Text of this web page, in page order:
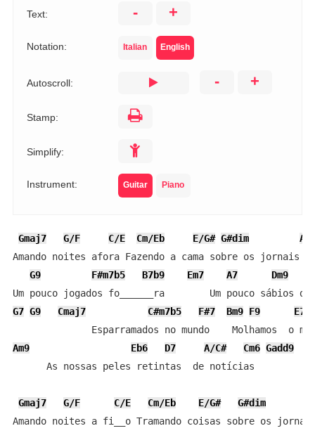
Text: - +
Notation: Italian English
Autoscroll: - +
Stamp:
Simplify:
Instrument: Guitar Piano
Gmaj7 G/F C/E Cm/Eb E/G# G#dim
A/
Amando noites afora Fazendo a cama sobre os jornais
G9
F#m7b5 B7b9 Em7 A7 Dm9
G7 G9 Cmaj7 C#m7b5 F#7 Bm9 F9
Am9 Eb6 D7 A/C# Cm6 Gadd9
      As nossas peles retintas  de notícias
Gmaj7 G/F C/E Cm/Eb E/G#
G#dim
Amando noites a fi__o Tramando coisas sobre os